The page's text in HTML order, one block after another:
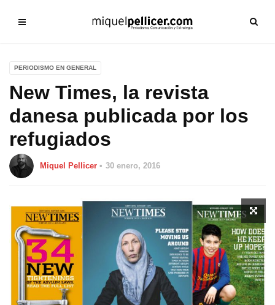
PERIODISMO EN GENERAL
New Times, la revista
danesa publicada por los
refugiados
Miquel Pellicer 30 enero, 2016